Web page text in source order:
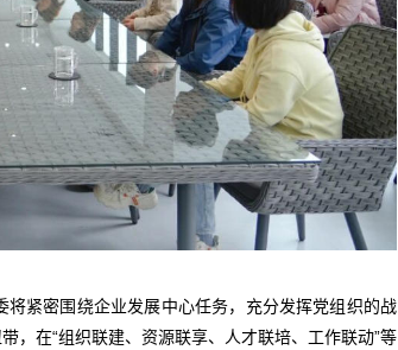
紧密围绕企业发展中心任务，充分发挥党组织的战
，在“组织联建、资源联享、人才联培、工作联动”等